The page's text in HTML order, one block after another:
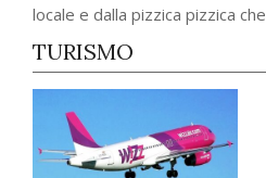
locale e dalla pizzica pizzica
TURISMO